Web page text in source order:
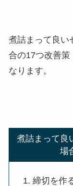
煮詰まって良い
合の17つ改善策
なります。
煮詰まって良
場
締切を作